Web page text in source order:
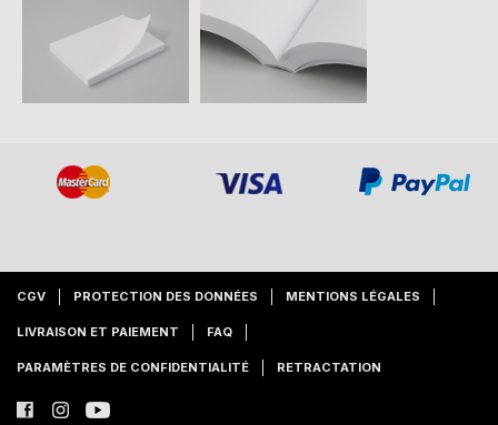
CGV PROTECTION DES DONNÉES MENTIONS LÉGALES
LIVRAISON ET PAIEMENT FAQ
PARAMÈTRES DE CONFIDENTIALITÉ RETRACTATION